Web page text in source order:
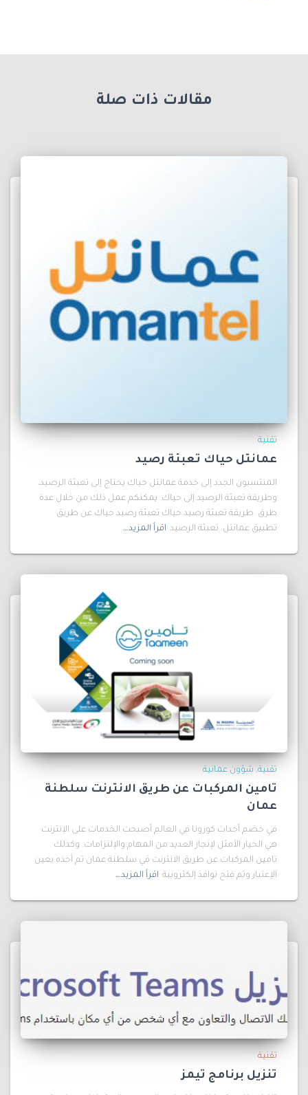
مقالات ذات صلة
تقنية
عمانتل حياك تعبئة رصيد
المنتسبون الجدد إلى خدمة عمانتل حياك يحتاج إلى تعبئة الرصيد،
وطريقة تعبئة الرصيد إلى حياك. يمكنكم عمل ذلك من خلال عدة
طرق. طريقة تعبئة رصيد حياك تعبئة رصيد حياك عن طريق
تطبيق عمانتل. تعبئة الرصيد اقرأ المزيد…
تقنية شؤون عمانية
تامين المركبات عن طريق الانترنت سلطنة
عمان
في خضم أحداث كورونا في العالم أصبحت الخدمات على الإنترنت
هي الخيار الأمثل لإنجاز العديد من المهام والإلتزامات. وكذلك
تامين المركبات عن طريق الانترنت في سلطنة عمان تم أخذه بعين
الإعتبار وتم فتح نوافذ إلكترونية اقرأ المزيد…
تقنية
تنزيل برنامج تيمز